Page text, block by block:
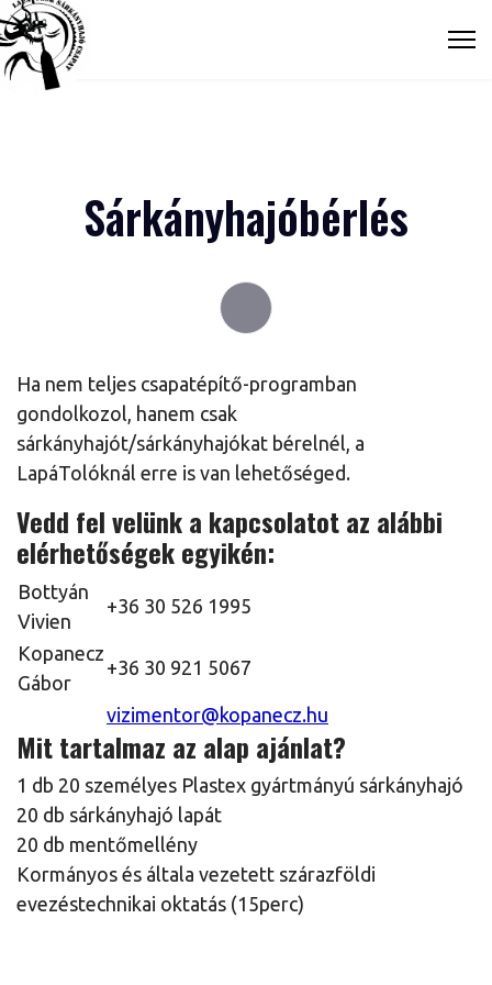
Sárkányhajóbérlés
Ha nem teljes csapatépítő-programban
gondolkozol, hanem csak
sárkányhajót/sárkányhajókat bérelnél, a
LapáTolóknál erre is van lehetőséged.
Vedd fel velünk a kapcsolatot az alábbi
elérhetőségek egyikén:
Bottyán
Vivien
+36 30 526 1995
Kopanecz
Gábor
+36 30 921 5067
vizimentor@kopanecz.hu
Mit tartalmaz az alap ajánlat?
1 db 20 személyes Plastex gyártmányú sárkányhajó
20 db sárkányhajó lapát
20 db mentőmellény
Kormányos és általa vezetett szárazföldi
evezéstechnikai oktatás (15perc)